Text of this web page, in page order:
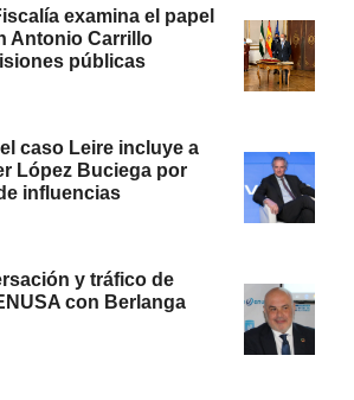
examina el papel
Antonio Carrillo
públicas
caso Leire incluye a
López Buciega por
influencias
y tráfico de
con Berlanga